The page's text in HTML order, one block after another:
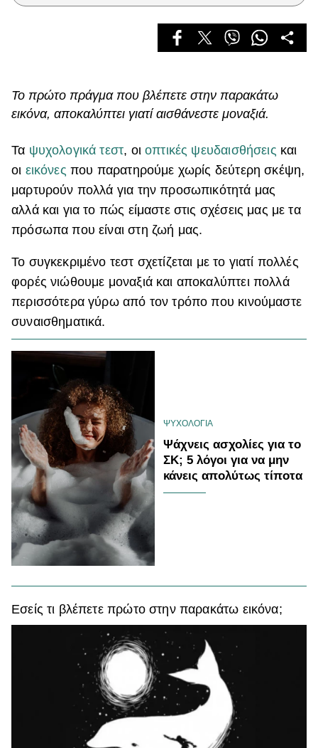
Deco
Cooking
Αφιερώματα
ΒΟΞ
Χωρίς Ταμπέλες
Women's Forum
Hautes Grecians
Γάμος
Market News
Το πρώτο πράγμα που βλέπετε στην παρακάτω
εικόνα, αποκαλύπτει γιατί αισθάνεστε μοναξιά.
Τα ψυχολογικά τεστ, οιοπτικές ψευδαισθήσεις και
οι εικόνες που παρατηρούμε χωρίς δεύτερη σκέψη,
μαρτυρούν πολλά για την προσωπικότητά μας
αλλά και για το πώς είμαστε στις σχέσεις μας με τα
πρόσωπα που είναι στη ζωή μας.
Το συγκεκριμένο τεστ σχετίζεται με το γιατί πολλές
φορές νιώθουμε μοναξιά και αποκαλύπτει πολλά
περισσότερα γύρω από τον τρόπο που κινούμαστε
συναισθηματικά.
ΨΥΧΟΛΟΓΙΑ
Ψάχνεις ασχολίες για το
ΣΚ; 5 λόγοι για να μην
κάνεις απολύτως τίποτα
Εσείς τι βλέπετε πρώτο στην παρακάτω εικόνα;